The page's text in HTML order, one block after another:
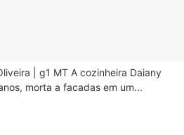
| g1 MT A cozinheira Daiany
morta a facadas em um...